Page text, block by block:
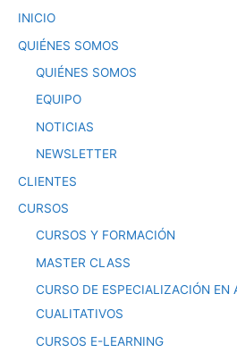
INICIO
QUIÉNES SOMOS
QUIÉNES SOMOS
EQUIPO
NOTICIAS
NEWSLETTER
CLIENTES
CURSOS
CURSOS Y FORMACIÓN
MASTER CLASS
CURSO DE ESPECIALIZACIÓN EN
CUALITATIVOS
CURSOS E-LEARNING